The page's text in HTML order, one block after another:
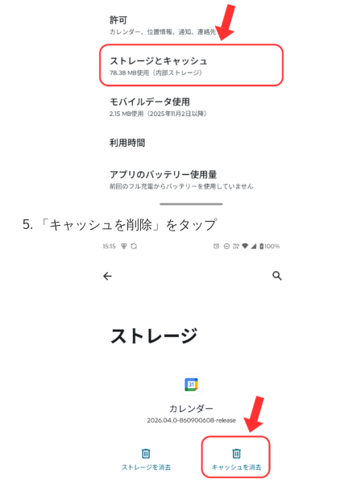
「キャッシュを削除」をタップ